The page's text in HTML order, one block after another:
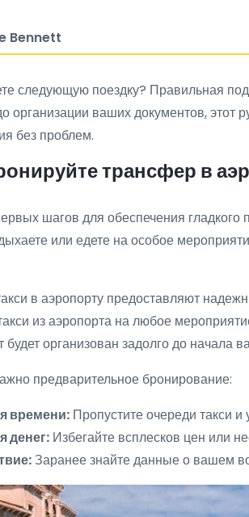
Bennett
следующую поездку? Правильная
организации ваших документов, этот
без проблем.
трансфер в
шагов для обеспечения гладкого
или едете на особое
в аэропорту предоставляют
из аэропорта на любое
будет организован задолго до начала
предварительное бронирование:
времени: Пропустите очереди такси
денег: Избегайте всплесков цен или
Заранее знайте данные о вашем